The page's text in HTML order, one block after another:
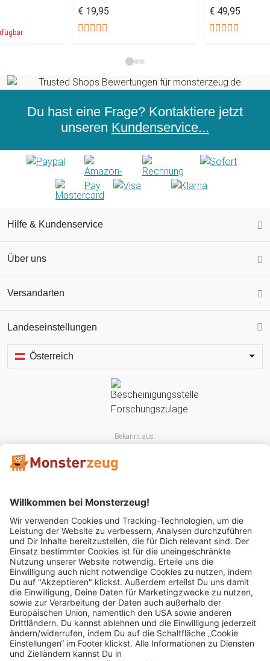
€ 19,95 € 49,95
Du hast eine Frage? Kontaktiere jetzt
unseren Kundenservice...
Hilfe & Kundenservice
Über uns
Versandarten
Landeseinstellungen
Österreich
Bekannt aus:
Mitglied im: